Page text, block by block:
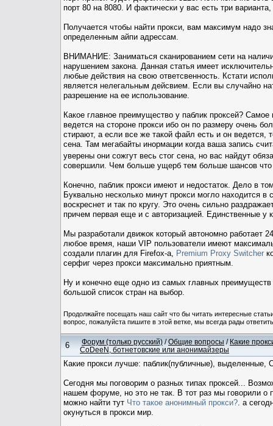
порт 80 на 8080. И фактически у вас есть три
Получается чтобы найти прокси, вам максимум надо
определенным айпи адрессам.
ВНИМАНИЕ: Заниматься сканированием сети на
нарушением закона. Данная статья имеет
любые действия на свою ответсвенность. Кстати
является нелегальным дейсвием. Если вы случайно
разрешение на ее использование.
Какое главное преимущество у паблик проксей?
ведется на стороне прокси ибо он по размеру очень
стирают, а если все же такой файл есть и он ведется,
сена. Там мегабайты инормации когда ваша запись
уверены они сожгут весь стог сена, но вас найдут
совершили. Чем больше ущерб тем больше шансов что
Конечно, паблик прокси имеют и недостаток. Дело в
Буквально несколько минут прокси могло находится
воскреснет и так по кругу. Это очень сильно
причем первая еще и с авторизацией. Единственные у
Мы разработали движок который автономно работает
любое время, наши VIP пользователи имеют
создали плагин для Firefox-а,
Premium Proxy Switcher
серфиг через прокси максимально приятным.
Ну и конечно еще одно из самых главных
большой список стран на выбор.
Продолжайте посещать наш сайт что бы читать интересные
вопрос, пожалуйста пишите в этой ветке, мы всегда рады
6 Форум (только русский) /Общие вопросы / Какие
CoDeeN, ботнетовские или анонимайзеры
Какие прокси лучше: паблик(публичные), выделенные,
Сегодня мы поговорим о разных типах проксей...
нашем форуме, но это не так. В тот раз мы говорили о
можно найти тут Что такое анонимный прокси? . а
окунуться в прокси мир.